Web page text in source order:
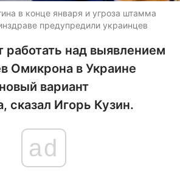
в конце января и угроза штамма
предупредили украинцев
работать над выявлением
Омикрона в Украине
вариант
сказал Игорь Кузин.
ad